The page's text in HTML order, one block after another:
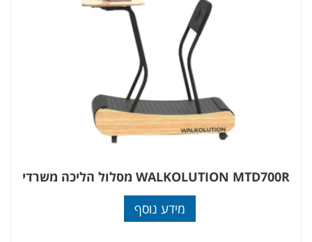
WALKOLUTION MTD700R מסלול הליכה משרדי
מידע נוסף